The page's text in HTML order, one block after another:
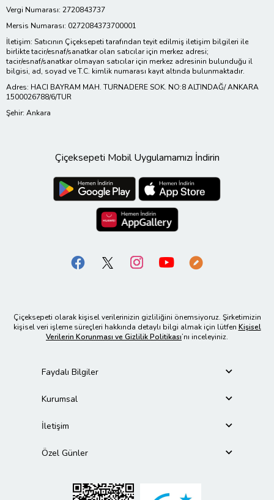
Vergi Numarası: 2720843737
Mersis Numarası: 0272084373700001
İletişim: Satıcının Çiçeksepeti tarafından teyit edilmiş iletişim bilgileri ile
birlikte tacir/esnaf/sanatkar olan satıcılar için merkez adresi;
tacir/esnaf/sanatkar olmayan satıcılar için merkez adresinin bulunduğu il
bilgisi, ad, soyad ve T.C. kimlik numarası kayıt altında bulunmaktadır.
Adres: HACI BAYRAM MAH. TURNADERE SOK. NO:8 ALTINDAĞ/ ANKARA
1500026788/6/TUR
Şehir: Ankara
Çiçeksepeti Mobil Uygulamamızı İndirin
Çiçeksepeti olarak kişisel verilerinizin gizliliğini önemsiyoruz. Şirketimizin
kişisel veri işleme süreçleri hakkında detaylı bilgi almak için lütfen Kişisel
Verilerin Korunması ve Gizlilik Politikası’nı inceleyiniz.
Faydalı Bilgiler
Kurumsal
İletişim
Özel Günler